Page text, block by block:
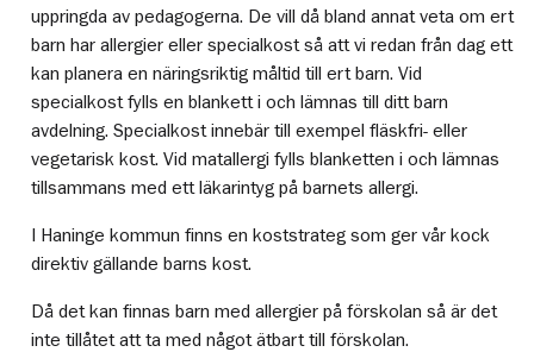
uppringda av pedagogerna. De vill då bland annat veta om ert
barn har allergier eller specialkost så att vi redan från dag ett
kan planera en näringsriktig måltid till ert barn. Vid
specialkost fylls en blankett i och lämnas till ditt barn
avdelning. Specialkost innebär till exempel fläskfri- eller
vegetarisk kost. Vid matallergi fylls blanketten i och lämnas
tillsammans med ett läkarintyg på barnets allergi.
I Haninge kommun finns en koststrateg som ger vår kock
direktiv gällande barns kost.
Då det kan finnas barn med allergier på förskolan så är det
inte tillåtet att ta med något ätbart till förskolan.